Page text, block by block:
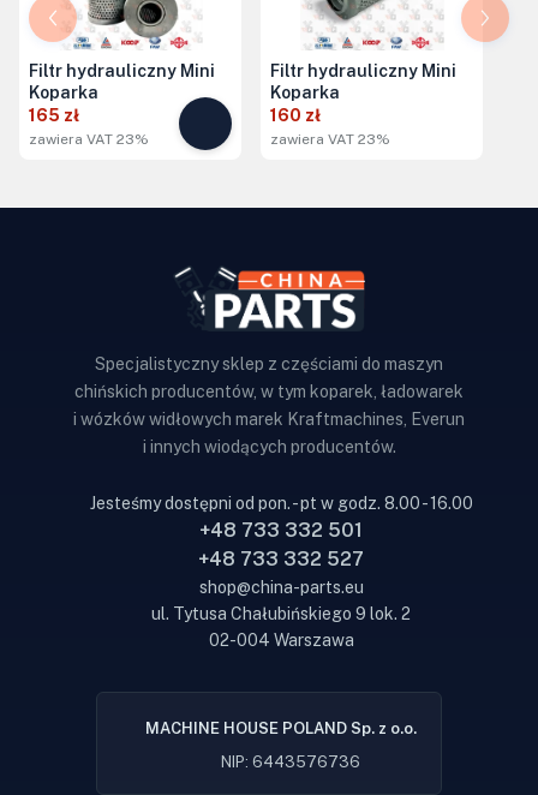
Filtr hydrauliczny Mini
Koparka
165 zł
zawiera VAT 23%
Filtr hydrauliczny Mini
Koparka
160 zł
zawiera VAT 23%
Specjalistyczny sklep z częściami do maszyn
chińskich producentów, w tym koparek, ładowarek
i wózków widłowych marek Kraftmachines, Everun
i innych wiodących producentów.
Jesteśmy dostępni od pon. - pt w godz. 8.00 - 16.00
+48 733 332 501
+48 733 332 527
shop@china-parts.eu
ul. Tytusa Chałubińskiego 9 lok. 2
02-004 Warszawa
MACHINE HOUSE POLAND Sp. z o.o.
NIP: 6443576736